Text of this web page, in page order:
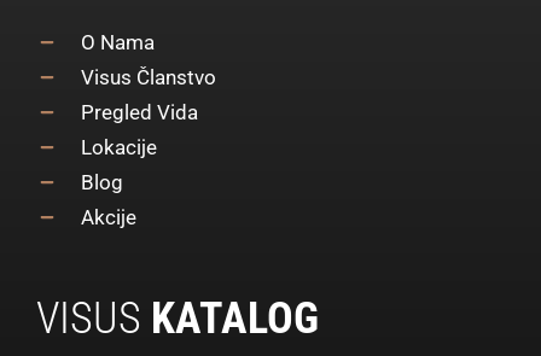
O Nama
Visus Članstvo
Pregled Vida
Lokacije
Blog
Akcije
VISUS KATALOG